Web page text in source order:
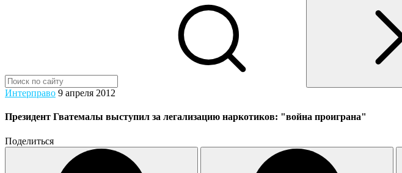
Интерправо 9 апреля 2012
Президент Гватемалы выступил за легализацию наркотиков: "война проиграна"
Поделиться